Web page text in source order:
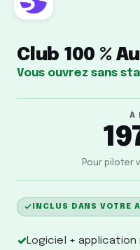
Club 100 %
Vous ouvrez sans
À
Pour piloter
INCLUS DANS VOTRE
✓Logiciel +